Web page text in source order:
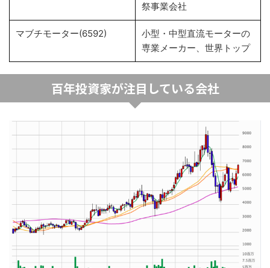
祭事業会社
マブチモーター(6592)
小型・中型直流モーターの
専業メーカー、世界トップ
百年投資家が注目している会社